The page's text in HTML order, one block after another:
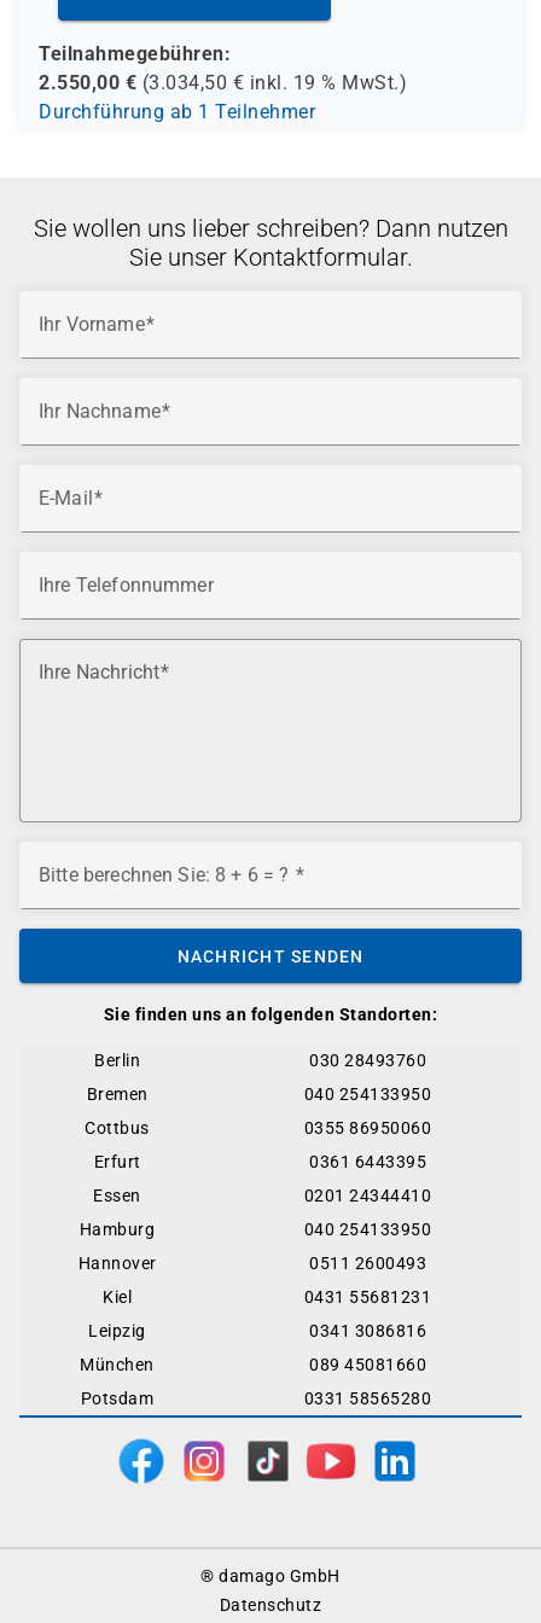
Teilnahmegebühren:
2.550,00 € (3.034,50 € inkl. 19 % MwSt.)
Durchführung ab 1 Teilnehmer
Sie finden uns an folgenden Standorten:
Berlin
030 28493760
Bremen
040 254133950
Cottbus
0355 86950060
Erfurt
0361 6443395
Essen
0201 24344410
Hamburg
040 254133950
Hannover
0511 2600493
Kiel
0431 55681231
Leipzig
0341 3086816
München
089 45081660
Potsdam
0331 58565280
Sie wollen uns lieber schreiben? Dann nutzen
Sie unser Kontaktformular.
Ihr Vorname
Ihr Nachname
E-Mail
Ihre Telefonnummer
Ihre Nachricht
Bitte berechnen Sie: 8 + 6 = ?
NACHRICHT SENDEN
® damago GmbH
Datenschutz